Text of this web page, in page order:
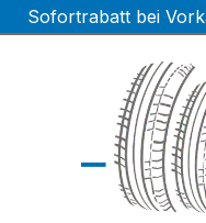
Zum Hauptinhalt
Sofortrabatt bei